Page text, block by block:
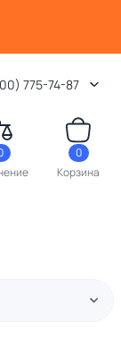
775-74-87
0
Корзина